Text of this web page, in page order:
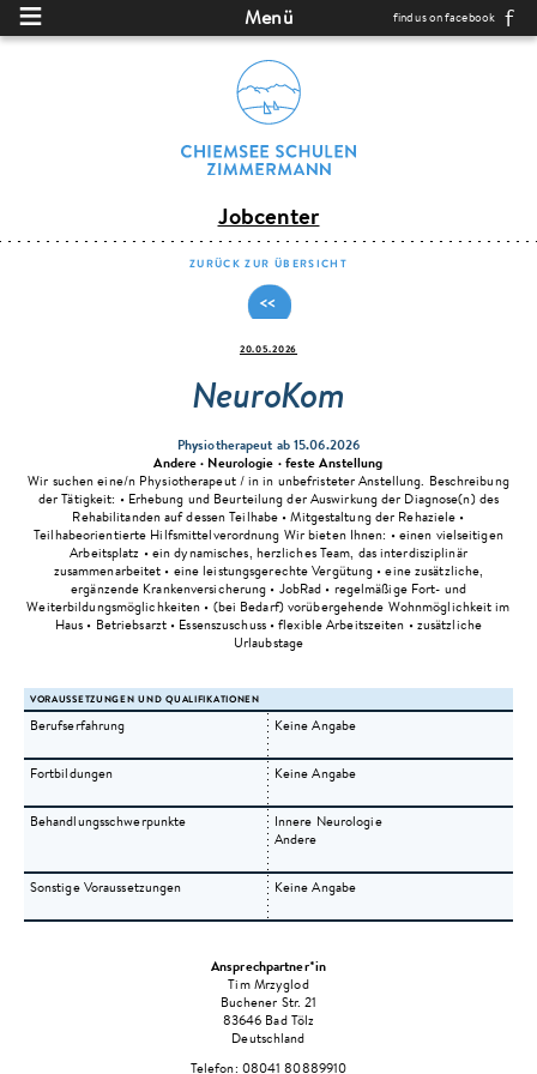
Direkt zum Inhalt
Menü find us on facebook
Jobcenter
ZURÜCK ZUR ÜBERSICHT
20.05.2026
NeuroKom
Physiotherapeut ab 15.06.2026
Andere · Neurologie · feste Anstellung
Wir suchen eine/n Physiotherapeut / in in unbefristeter Anstellung. Beschreibung
der Tätigkeit: • Erhebung und Beurteilung der Auswirkung der Diagnose(n) des
Rehabilitanden auf dessen Teilhabe • Mitgestaltung der Rehaziele •
Teilhabeorientierte Hilfsmittelverordnung Wir bieten Ihnen: • einen vielseitigen
Arbeitsplatz • ein dynamisches, herzliches Team, das interdisziplinär
zusammenarbeitet • eine leistungsgerechte Vergütung • eine zusätzliche,
ergänzende Krankenversicherung • JobRad • regelmäßige Fort- und
Weiterbildungsmöglichkeiten • (bei Bedarf) vorübergehende Wohnmöglichkeit im
Haus • Betriebsarzt • Essenszuschuss • flexible Arbeitszeiten • zusätzliche
Urlaubstage
VORAUSSETZUNGEN UND QUALIFIKATIONEN
Berufserfahrung Keine Angabe
Fortbildungen Keine Angabe
Behandlungsschwerpunkte
Innere Neurologie
Andere
Sonstige Voraussetzungen Keine Angabe
Ansprechpartner*in
Tim Mrzyglod
Buchener Str. 21
83646 Bad Tölz
Deutschland
Telefon: 08041 80889910